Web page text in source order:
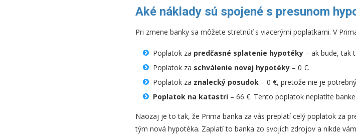
Aké náklady sú spojené s presunom
Pri zmene banky sa môžete stretnúť s viacerými poplatkami. V
Poplatok za predčasné splatenie hypotéky – ak bude, tak
Poplatok za schválenie novej hypotéky – 0 €.
Poplatok za znalecký posudok – 0 €, pretože nie je
Poplatok na katastri – 66 €. Tento poplatok neplatíte
Naozaj je to tak, že Prima banka za vás preplatí celý poplatok za
tým nová hypotéka. Zaplatí to banka zo svojich zdrojov a nikde